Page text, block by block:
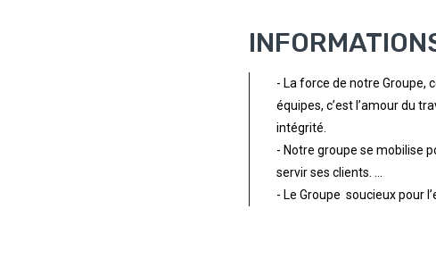
- La force de notre Groupe,
équipes, c’est l’amour du
intégrité.
- Notre groupe se mobilise
servir ses clients. ...
- Le Groupe soucieux pour